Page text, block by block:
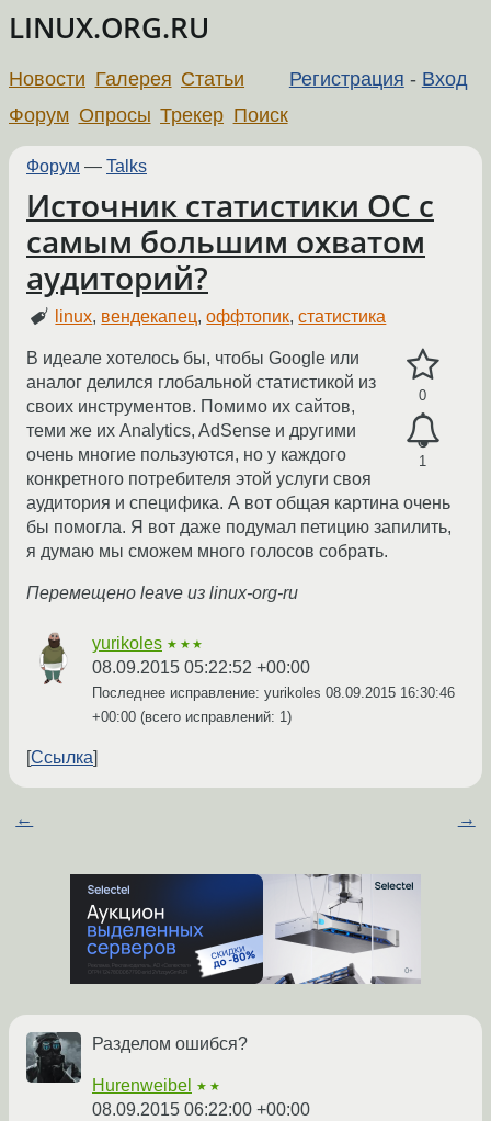
LINUX.ORG.RU
Регистрация - Вход
Новости Галерея Статьи
Форум Опросы Трекер Поиск
Форум — Talks
Источник статистики ОС с
самым большим охватом
аудиторий?
linux, вендекапец,оффтопик,статистика
0
1
В идеале хотелось бы, чтобы Google или
аналог делился глобальной статистикой из
своих инструментов. Помимо их сайтов,
теми же их Analytics, AdSense и другими
очень многие пользуются, но у каждого
конкретного потребителя этой услуги своя
аудитория и специфика. А вот общая картина очень
бы помогла. Я вот даже подумал петицию запилить,
я думаю мы сможем много голосов собрать.
Перемещено leave из linux-org-ru
yurikoles ★★★
08.09.2015 05:22:52 +00:00
Последнее исправление: yurikoles 08.09.2015 16:30:46
+00:00 (всего исправлений: 1)
Ссылка
← →
Разделом ошибся?
Hurenweibel ★★
08.09.2015 06:22:00 +00:00